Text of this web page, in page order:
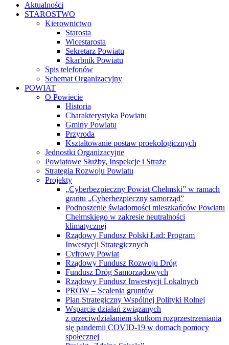
Aktualności
STAROSTWO
Kierownictwo
Starosta
Wicestarosta
Sekretarz Powiatu
Skarbnik Powiatu
Spis telefonów
Schemat Organizacyjny
POWIAT
O Powiecie
Historia
Charakterystyka Powiatu
Gminy Powiatu
Przyroda
Kształtowanie postaw proekologicznych
Jednostki Organizacyjne
Powiatowe Służby, Inspekcje i Straże
Strategia Rozwoju Powiatu
Projekty
„Cyberbezpieczny Powiat Chełmski” w ramach
grantu „Cyberbezpieczny samorząd”
Podnoszenie świadomości mieszkańców Powiatu
Chełmskiego w zakresie neutralności
klimatycznej
Rządowy Fundusz Polski Ład: Program
Inwestycji Strategicznych
Cyfrowy Powiat
Rządowy Fundusz Rozwoju Dróg
Fundusz Dróg Samorządowych
Rządowy Fundusz Inwestycji Lokalnych
PROW – Scalenia gruntów
Plan Strategiczny Wspólnej Polityki Rolnej
Wsparcie działań związanych
z przeciwdziałaniem skutkom rozprzestrzeniania
się pandemii COVID-19 w domach pomocy
społecznej